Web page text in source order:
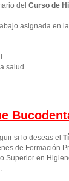
del Curso de
asignada en
salud.
si lo deseas el
de Formación
Superior en